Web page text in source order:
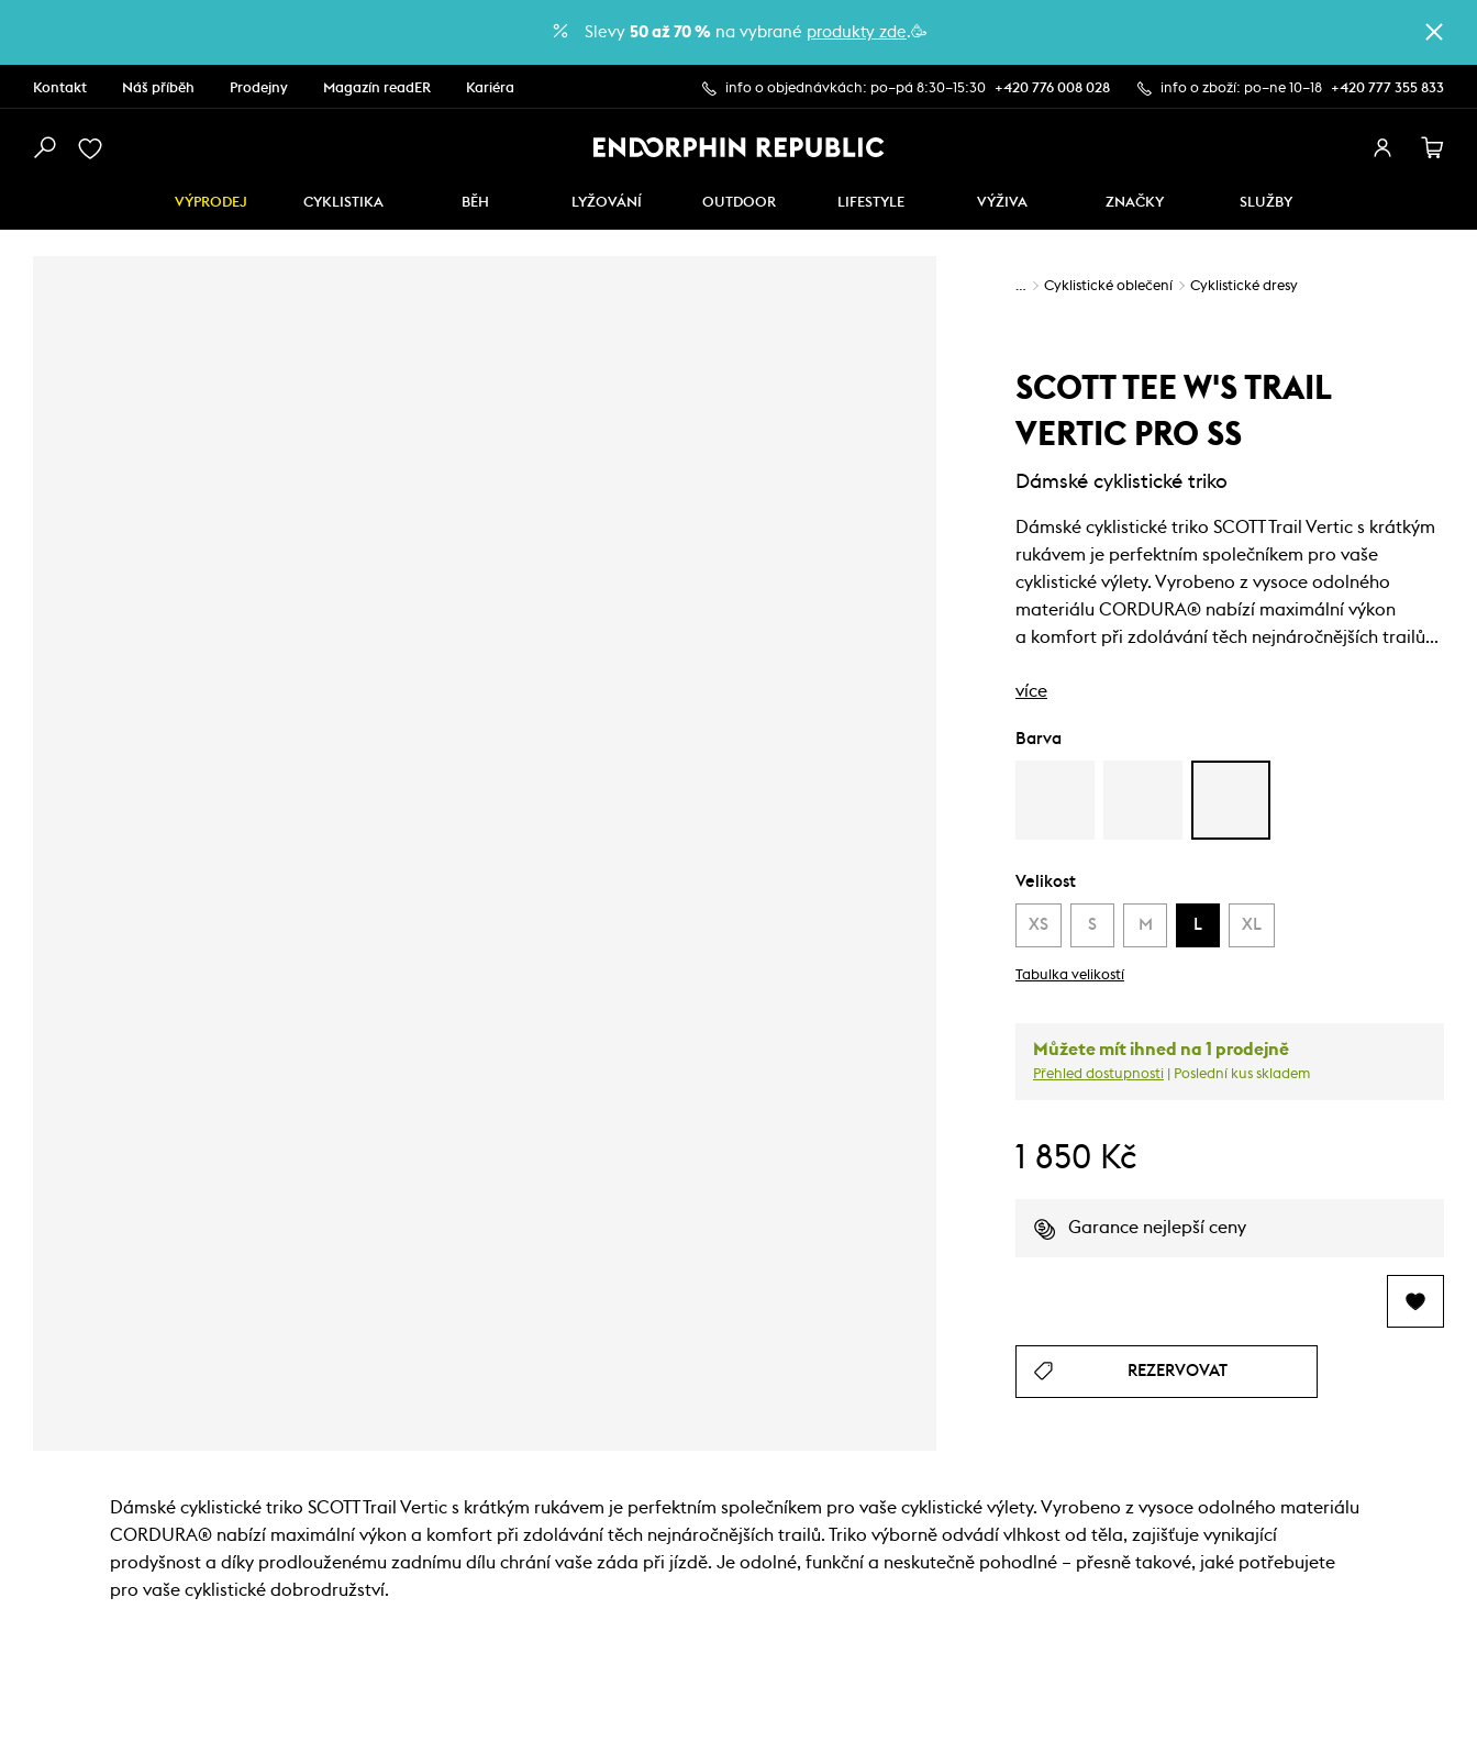
Slevy 50 až 70 % na vybrané produkty zde.🥳
Kontakt Náš příběh Prodejny Magazín readER Kariéra info o objednávkách: po–pá 8:30–15:30 +420 776 008 028 info o zboží: po–ne 10–18 +420 777 355 833
VÝPRODEJ CYKLISTIKA BĚH LYŽOVÁNÍ OUTDOOR LIFESTYLE VÝŽIVA ZNAČKY SLUŽBY
… Cyklistické oblečení Cyklistické dresy
SCOTT TEE W'S TRAIL
VERTIC PRO SS
Dámské cyklistické triko
Dámské cyklistické triko SCOTT Trail Vertic s krátkým
rukávem je perfektním společníkem pro vaše
cyklistické výlety. Vyrobeno z vysoce odolného
materiálu CORDURA® nabízí maximální výkon
a komfort při zdolávání těch nejnáročnějších trailů…
více
Barva
Velikost
XS S M L XL
Tabulka velikostí
Můžete mít ihned na 1 prodejně
Přehled dostupnosti | Poslední kus skladem
1 850 Kč
Garance nejlepší ceny
REZERVOVAT
Dámské cyklistické triko SCOTT Trail Vertic s krátkým rukávem je perfektním společníkem pro vaše cyklistické výlety. Vyrobeno z vysoce odolného materiálu
CORDURA® nabízí maximální výkon a komfort při zdolávání těch nejnáročnějších trailů. Triko výborně odvádí vlhkost od těla, zajišťuje vynikající
prodyšnost a díky prodlouženému zadnímu dílu chrání vaše záda při jízdě. Je odolné, funkční a neskutečně pohodlné – přesně takové, jaké potřebujete
pro vaše cyklistické dobrodružství.